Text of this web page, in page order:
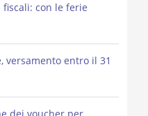
con le ferie
versamento entro il 31